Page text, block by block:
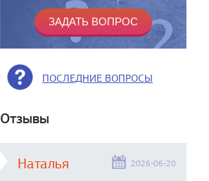
ПОСЛЕДНИЕ ВОПРОСЫ
Отзывы
Наталья 2026-06-20